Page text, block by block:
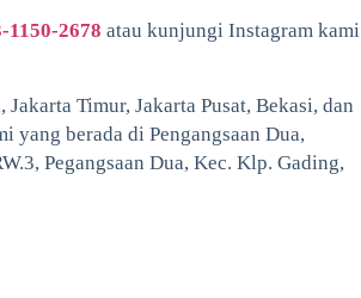
1150-2678 atau kunjungi Instagram kami
Timur, Jakarta Pusat, Bekasi, dan
yang berada di Pengangsaan Dua,
Pegangsaan Dua, Kec. Klp. Gading,